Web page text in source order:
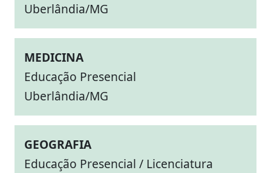
Uberlândia/MG
MEDICINA
Educação Presencial
Uberlândia/MG
GEOGRAFIA
Educação Presencial / Licenciatura